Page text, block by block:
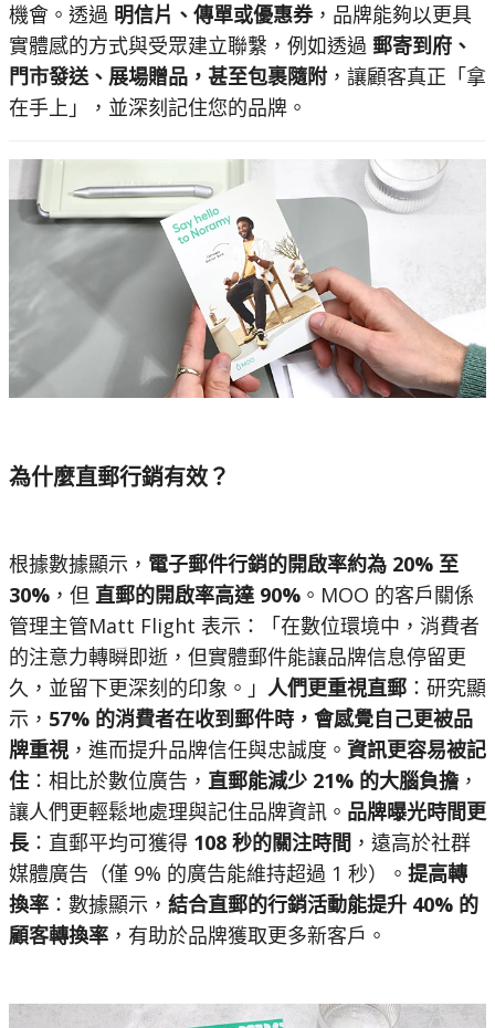
機會。透過 明信片、傳單或優惠券，品牌能夠以更具
實體感的方式與受眾建立聯繫，例如透過 郵寄到府、
門市發送、展場贈品，甚至包裹隨附 ，讓顧客真正「拿
在手上」，並深刻記住您的品牌。
為什麼直郵行銷有效？
根據數據顯示， 電子郵件行銷的開啟率約為 20% 至
30% ，但 直郵的開啟率高達 90% 。MOO 的客戶關係
管理主管Matt Flight 表示：「在數位環境中，消費者
的注意力轉瞬即逝，但實體郵件能讓品牌信息停留更
久，並留下更深刻的印象。」 人們更重視直郵 ：研究顯
示， 57% 的消費者在收到郵件時，會感覺自己更被品
牌重視，進而提升品牌信任與忠誠度。 資訊更容易被記
住 ：相比於數位廣告， 直郵能減少 21% 的大腦負擔 ，
讓人們更輕鬆地處理與記住品牌資訊。 品牌曝光時間更
長：直郵平均可獲得 108 秒的關注時間 ，遠高於社群
媒體廣告（僅 9% 的廣告能維持超過 1 秒）。 提高轉
換率 ：數據顯示， 結合直郵的行銷活動能提升 40% 的
顧客轉換率 ，有助於品牌獲取更多新客戶。